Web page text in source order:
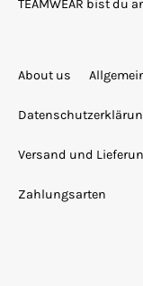
TEAMWEAR bist du
About us
Versand und
Zahlungsarten